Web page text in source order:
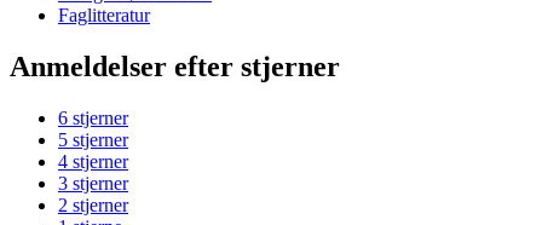
Faglitteratur
Anmeldelser efter stjerner
6 stjerner
5 stjerner
4 stjerner
3 stjerner
2 stjerner